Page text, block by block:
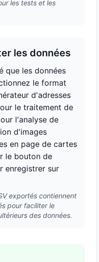
les tests et les
les données
que les données
le format
d'adresses
le traitement de
l'analyse de
d'images
en page de cartes
le bouton de
enregistrer sur
exportés contiennent
pour faciliter le
des données.